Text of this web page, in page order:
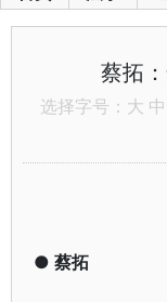
蔡拓
选择字号： 大 中
● 蔡拓